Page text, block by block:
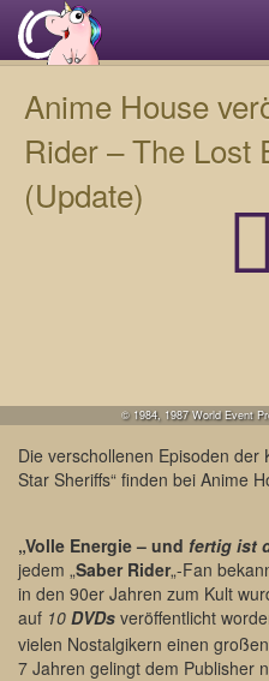
Anime House
Rider – The Lost
(Update)
© 1984, 1987 World Event
Die verschollenen Episoden der
Star Sheriffs“ finden bei Anime
„Volle Energie – und fertig ist
jedem „Saber Rider„-Fan
in den 90er Jahren zum Kult
auf 10 DVDs veröffentlicht
vielen Nostalgikern einen
7 Jahren gelingt dem Publisher